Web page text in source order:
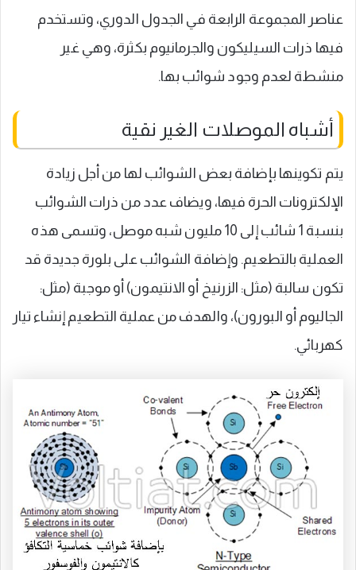
عناصر المجموعة الرابعة في الجدول الدوري، وتستخدم
فيها ذرات السيليكون والجرمانيوم بكثرة، وهي غير
منشطة لعدم وجود شوائب بها.
أشباه الموصلات الغير نقية
يتم تكوينها بإضافة بعض الشوائب لها من أجل زيادة
الإلكترونات الحرة فيها، ويضاف عدد من ذرات الشوائب
بنسبة 1 شائب إلى 10 مليون شبه موصل، وتسمى هذه
العملية بالتطعيم. وإضافة الشوائب على بلورة جديدة قد
تكون سالبة (مثل: الزرنيخ أو الانتيمون) أو موجبة (مثل:
الجاليوم أو البورون)، والهدف من عملية التطعيم إنشاء تيار
كهربائي.